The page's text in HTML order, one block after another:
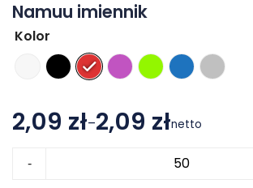
Namuu imiennik
Kolor
2,09 zł–2,09 zł
cen:
netto
-